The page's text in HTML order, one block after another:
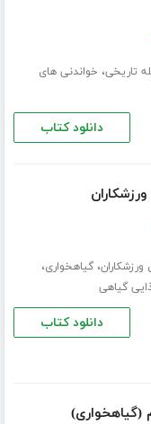
تاریخی، خواندنی های
دانلود کتاب
ورزشکاران،گیاهخواری،
گیاهی
دانلود کتاب
(گیاهخواری)